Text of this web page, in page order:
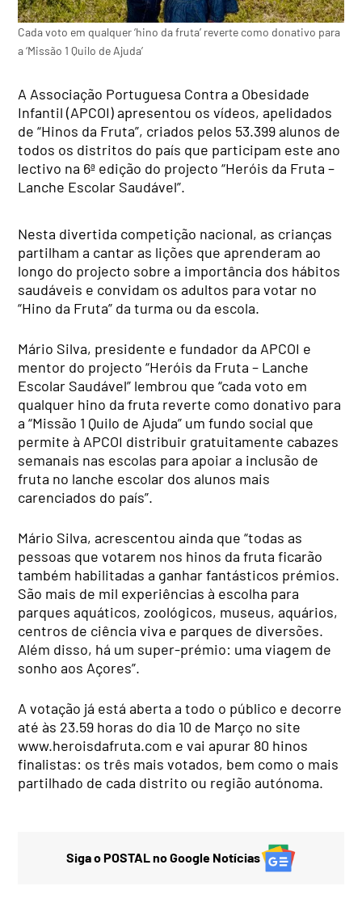
Cada voto em qualquer ‘hino da fruta’ reverte como donativo para
a ‘Missão 1 Quilo de Ajuda’
A Associação Portuguesa Contra a Obesidade
Infantil (APCOI) apresentou os vídeos, apelidados
de “Hinos da Fruta”, criados pelos 53.399 alunos de
todos os distritos do país que participam este ano
lectivo na 6ª edição do projecto “Heróis da Fruta –
Lanche Escolar Saudável”.
Nesta divertida competição nacional, as crianças
partilham a cantar as lições que aprenderam ao
longo do projecto sobre a importância dos hábitos
saudáveis e convidam os adultos para votar no
“Hino da Fruta” da turma ou da escola.
Mário Silva, presidente e fundador da APCOI e
mentor do projecto “Heróis da Fruta – Lanche
Escolar Saudável” lembrou que “cada voto em
qualquer hino da fruta reverte como donativo para
a “Missão 1 Quilo de Ajuda” um fundo social que
permite à APCOI distribuir gratuitamente cabazes
semanais nas escolas para apoiar a inclusão de
fruta no lanche escolar dos alunos mais
carenciados do país”.
Mário Silva, acrescentou ainda que “todas as
pessoas que votarem nos hinos da fruta ficarão
também habilitadas a ganhar fantásticos prémios.
São mais de mil experiências à escolha para
parques aquáticos, zoológicos, museus, aquários,
centros de ciência viva e parques de diversões.
Além disso, há um super-prémio: uma viagem de
sonho aos Açores”.
A votação já está aberta a todo o público e decorre
até às 23.59 horas do dia 10 de Março no site
www.heroisdafruta.com e vai apurar 80 hinos
finalistas: os três mais votados, bem como o mais
partilhado de cada distrito ou região autónoma.
Siga o POSTAL no Google Notícias